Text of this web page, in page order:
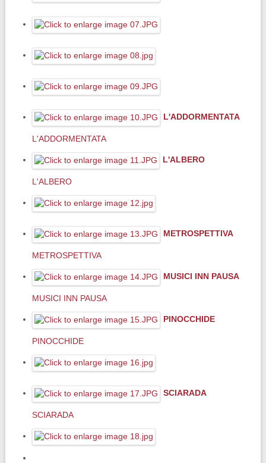
L'ADDORMENTATA
L'ADDORMENTATA
L'ALBERO
L'ALBERO
METROSPETTIVA
METROSPETTIVA
MUSICI INN PAUSA
MUSICI INN PAUSA
PINOCCHIDE
PINOCCHIDE
SCIARADA
SCIARADA